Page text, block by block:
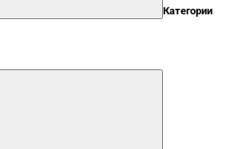
Категории